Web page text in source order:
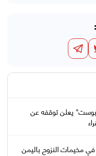
يعلن توقفه عن
مخيمات النزوح باليمن